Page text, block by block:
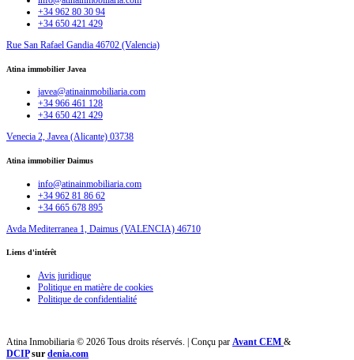
+34 962 80 30 94
+34 650 421 429
Rue San Rafael Gandia 46702 (Valencia)
Atina immobilier Javea
javea@atinainmobiliaria.com
+34 966 461 128
+34 650 421 429
Venecia 2, Javea (Alicante) 03738
Atina immobilier Daimus
info@atinainmobiliaria.com
+34 962 81 86 62
+34 665 678 895
Avda Mediterranea 1, Daimus (VALENCIA) 46710
Liens d'intérêt
Avis juridique
Politique en matière de cookies
Politique de confidentialité
Atina Inmobiliaria © 2026 Tous droits réservés. | Conçu par Avant CEM &
DCIPsur denia.com